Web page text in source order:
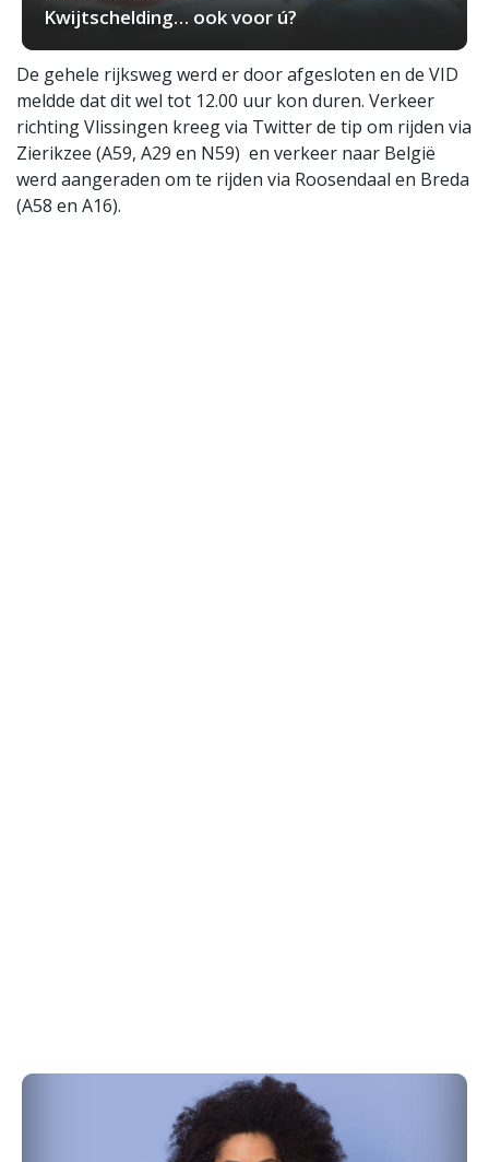
Kwijtschelding… ook voor ú?
De gehele rijksweg werd er door afgesloten en de VID
meldde dat dit wel tot 12.00 uur kon duren. Verkeer
richting Vlissingen kreeg via Twitter de tip om rijden via
Zierikzee (A59, A29 en N59) en verkeer naar België
werd aangeraden om te rijden via Roosendaal en Breda
(A58 en A16).